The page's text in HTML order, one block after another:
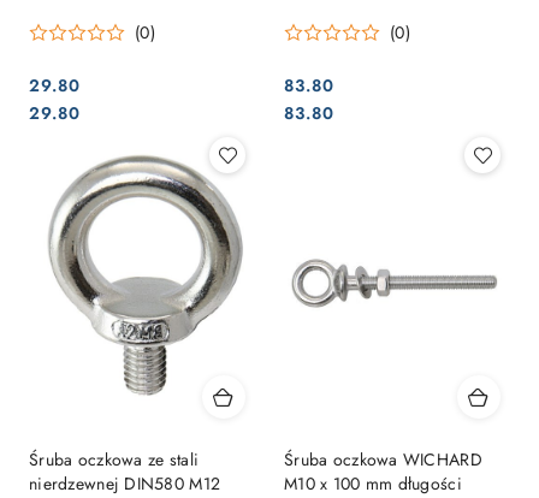
(0)
Cena:
29.80
Cena:
29.80
(0)
Cena:
83.80
Cena:
83.80
Śruba oczkowa ze stali
nierdzewnej DIN580 M12
Śruba oczkowa WICHARD
M10 x 100 mm długości